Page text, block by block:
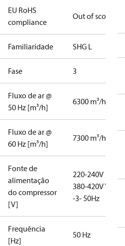
EU RoHS
compliance
Out of scope
Familiaridade SHG L
Fase 3
Fluxo de ar @
50 Hz [m³/h]
6300 m³/h
Fluxo de ar @
60 Hz [m³/h]
7300 m³/h
Fonte de
alimentação
do compressor
[V]
220-240V D /
380-420V Y
-3- 50Hz
Frequência
[Hz]
50 Hz